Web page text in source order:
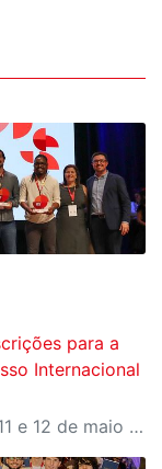
para a
Internacional
O evento gratuito acontece nos dias 11 e 12 de maio e reunirá especialistas em torno do tema “Educação que Transforma”. As vagas para participação presencial são limitadas, e a submissão de trabalhos pode ser feita até 31 de março